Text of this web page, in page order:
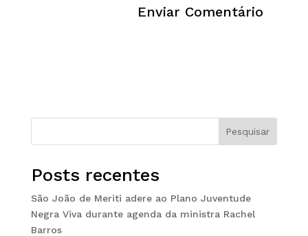
Pesquisar
Posts recentes
São João de Meriti adere ao Plano Juventude
Negra Viva durante agenda da ministra Rachel
Barros